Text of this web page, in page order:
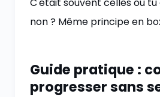
non ? Même principe en
Guide pratique :
progresser sans